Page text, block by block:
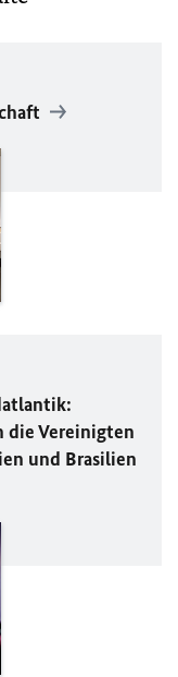
die Vereinigten
und Brasilien